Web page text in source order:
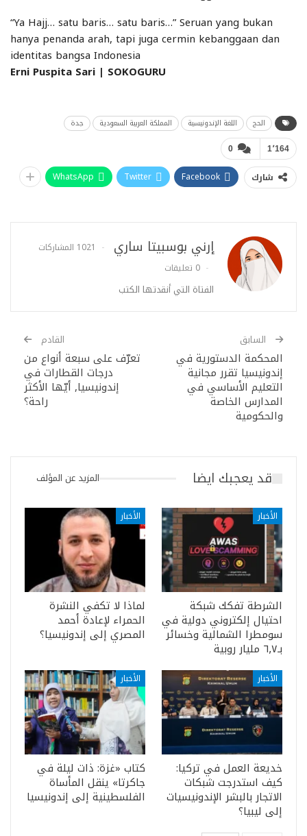
“Ya Hajj… satu baris… satu baris…” Seruan yang bukan
hanya penanda arah, tapi juga cermin kebanggaan dan
identitas bangsa Indonesia
Erni Puspita Sari | SOKOGURU
الحج اللغة الإندونيسية المملكة العربية السعودية جدة
0 1٬164
شارك Facebook
Twitter
WhatsApp
إرني بوسبيتا ساري
1021 المشاركات
0 تعليقات
الفتاة التي أنقدتها الكتب
السابق
المحكمة الدستورية في
إندونيسيا تقرر مجانية
التعليم الأساسي في
المدارس الخاصة
والحكومية
القادم
تعرّف على سبعة أنواع من
درجات القطارات في
إندونيسيا, أيّها الأكثر
راحة؟
قد يعجبك ايضا المزيد عن المؤلف
الأخبار
الشرطة تفكك شبكة
احتيال إلكتروني دولية في
سومطرا الشمالية وخسائر
بـ٦٫٧ مليار روبية
الأخبار
لماذا لا تكفي النشرة
الحمراء لإعادة أحمد
المصري إلى إندونيسيا؟
الأخبار
خديعة العمل في تركيا:
كيف استدرجت شبكات
الاتجار بالبشر الإندونيسيات
إلى ليبيا؟
الأخبار
كتاب «غزة: ذات ليلة في
جاكرتا» ينقل المأساة
الفلسطينية إلى إندونيسيا